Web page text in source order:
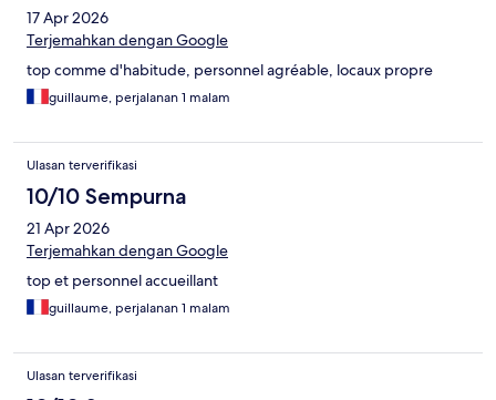
17 Apr 2026
Terjemahkan dengan Google
top comme d'habitude, personnel agréable, locaux propre
guillaume, perjalanan 1 malam
Ulasan terverifikasi
10/10 Sempurna
21 Apr 2026
Terjemahkan dengan Google
top et personnel accueillant
guillaume, perjalanan 1 malam
Ulasan terverifikasi